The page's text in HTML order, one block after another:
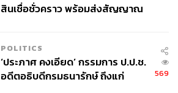
สินเชื่อชั่วคราว พร้อมส่งสัญญาณ
POLITICS
‘ประภาศ คงเอียด’ กรรมการ ป.ป.ช.
อดีตอธิบดีกรมธนารักษ์ ถึงแก่
569